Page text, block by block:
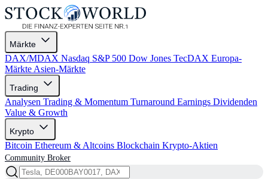
Märkte
DAX/MDAX Nasdaq S&P 500 Dow Jones TecDAX Europa-
Märkte Asien-Märkte
Trading
Analysen Trading & Momentum Turnaround Earnings Dividenden
Value & Growth
Krypto
Bitcoin Ethereum & Altcoins Blockchain Krypto-Aktien
Community Broker